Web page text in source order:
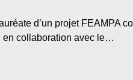
d’un projet FEAMPA
en collaboration avec le…